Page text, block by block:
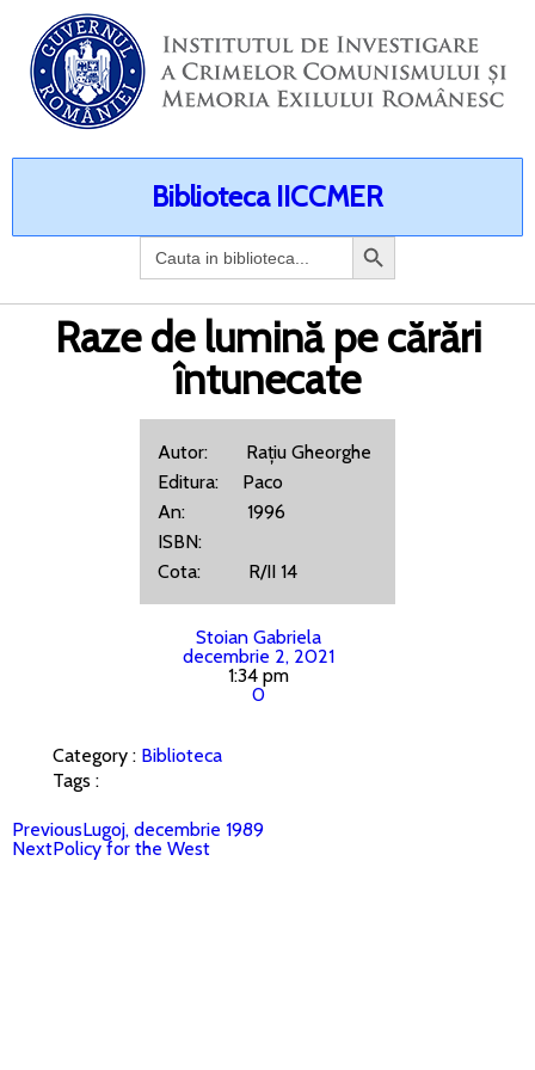
Biblioteca IICCMER
Search
for:
Raze de lumină pe cărări
întunecate
Autor: Rațiu Gheorghe
Editura: Paco
An: 1996
ISBN:
Cota: R/II 14
Stoian Gabriela
decembrie 2, 2021
1:34 pm
0
Category : Biblioteca
Tags :
PreviousLugoj, decembrie 1989
NextPolicy for the West